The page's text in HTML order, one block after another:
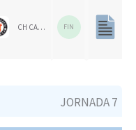
CH CARPESA FIN
JORNADA 7